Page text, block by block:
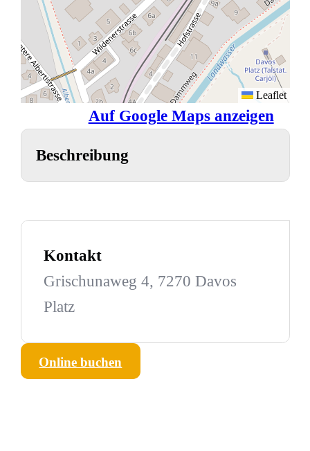
Leaflet
Auf Google Maps anzeigen
Beschreibung
Kontakt
Grischunaweg 4, 7270 Davos
Platz
Online buchen